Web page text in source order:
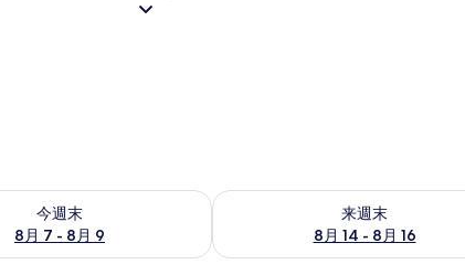
今週末
8月 7 - 8月 9
- 8月 9 の空室状況をチェック
来週末
8月 14 - 8月 16
来週末 8月 14 - 8月 16 の空室状